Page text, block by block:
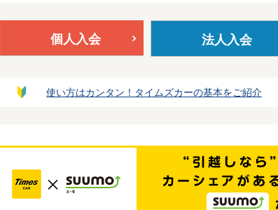
個人入会 法人入会
使い方はカンタン！タイムズカーの基本をご紹介